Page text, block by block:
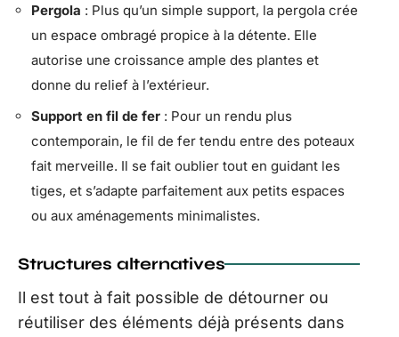
Pergola : Plus qu’un simple support, la pergola crée
un espace ombragé propice à la détente. Elle
autorise une croissance ample des plantes et
donne du relief à l’extérieur.
Support en fil de fer : Pour un rendu plus
contemporain, le fil de fer tendu entre des poteaux
fait merveille. Il se fait oublier tout en guidant les
tiges, et s’adapte parfaitement aux petits espaces
ou aux aménagements minimalistes.
Structures alternatives
Il est tout à fait possible de détourner ou
réutiliser des éléments déjà présents dans